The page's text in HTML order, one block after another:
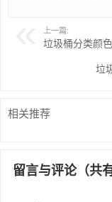
上一篇:
垃圾桶分类颜
垃
相关推荐
留言与评论（共